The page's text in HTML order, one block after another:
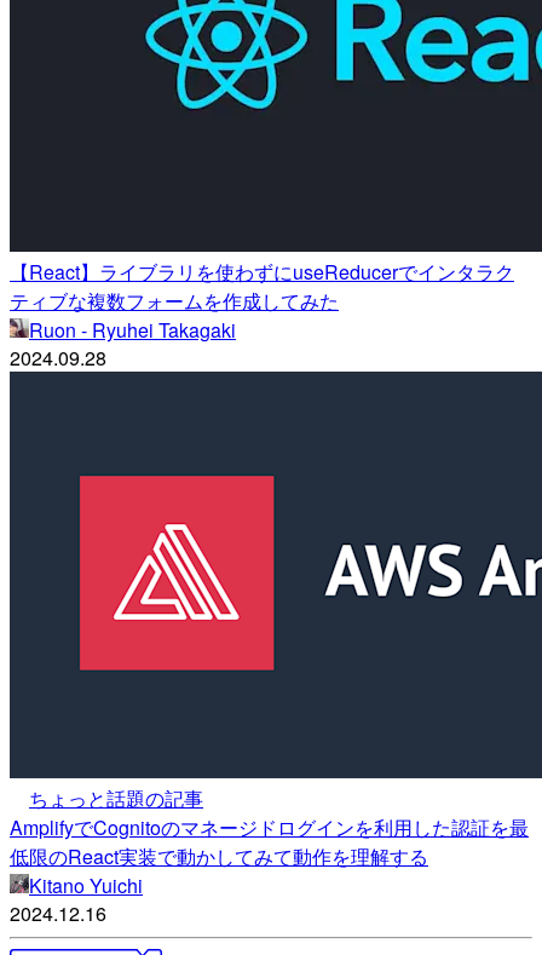
【React】ライブラリを使わずにuseReducerでインタラク
ティブな複数フォームを作成してみた
Ruon - Ryuhei Takagaki
2024.09.28
ちょっと話題の記事
AmplifyでCognitoのマネージドログインを利用した認証を最
低限のReact実装で動かしてみて動作を理解する
Kitano Yuichi
2024.12.16